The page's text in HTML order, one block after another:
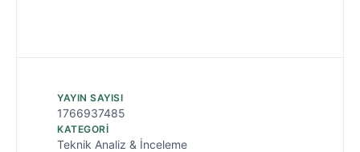
YAYIN SAYISI
1766937485
KATEGORI
Teknik Analiz & İnceleme